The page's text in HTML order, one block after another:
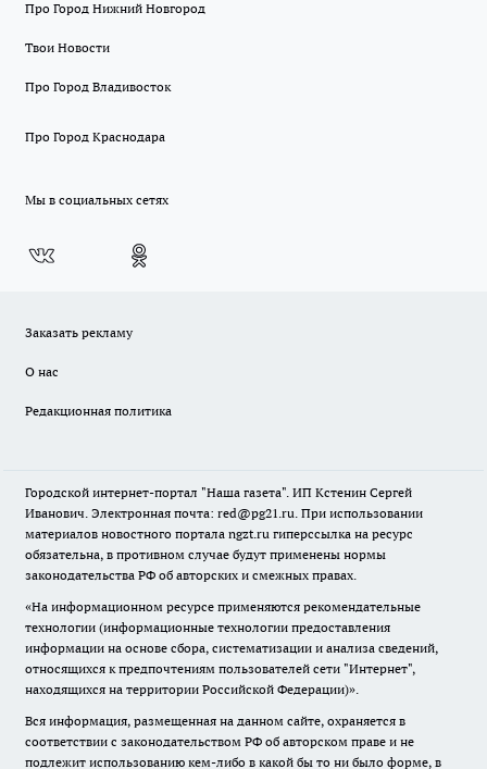
Про Город Нижний Новгород
Твои Новости
Про Город Владивосток
Про Город Краснодара
Мы в социальных сетях
Заказать рекламу
О нас
Редакционная политика
Городской интернет-портал "Наша газета". ИП Кстенин Сергей
Иванович. Электронная почта: red@pg21.ru. При использовании
материалов новостного портала ngzt.ru гиперссылка на ресурс
обязательна, в противном случае будут применены нормы
законодательства РФ об авторских и смежных правах.
«На информационном ресурсе применяются рекомендательные
технологии (информационные технологии предоставления
информации на основе сбора, систематизации и анализа сведений,
относящихся к предпочтениям пользователей сети "Интернет",
находящихся на территории Российской Федерации)».
Вся информация, размещенная на данном сайте, охраняется в
соответствии с законодательством РФ об авторском праве и не
подлежит использованию кем-либо в какой бы то ни было форме, в